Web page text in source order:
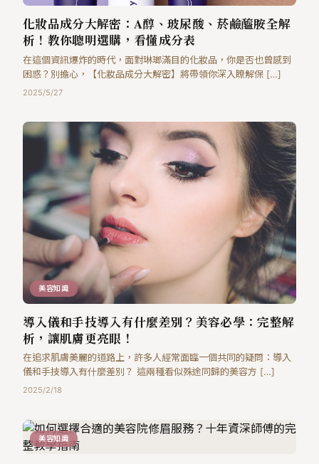
化妝品成分大解密：A醇、玻尿酸、菸鹼醯胺全解
析！教你聰明選購，看懂成分表
在這個資訊爆炸的時代，面對琳瑯滿目的化妝品，你是否也曾感到
困惑？別擔心，【化妝品成分大解密】將帶領你深入瞭解保 […]
2025/5/27
美容知識
導入儀和手技導入有什麼差別？美容必學：完整解
析，讓肌膚更亮眼！
在追求肌膚美麗的道路上，許多人經常面臨一個共同的疑問：導入
儀和手技導入有什麼差別？ 這兩種看似殊途同歸的美容方 […]
2025/2/18
美容知識